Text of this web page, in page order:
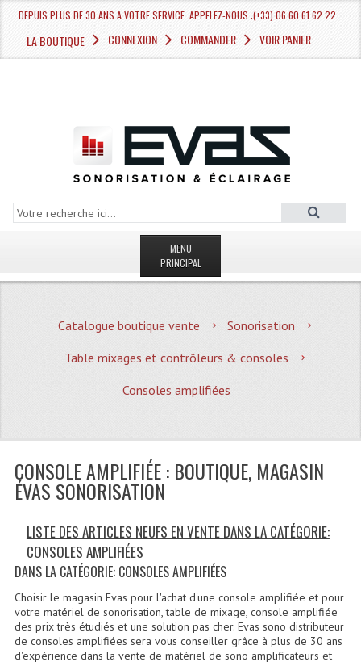
DEPUIS PLUS DE 30 ANS A VOTRE SERVICE. APPELEZ-NOUS :(+33) 06 60 61 62 22
LA BOUTIQUE CONNEXION COMMANDER VOIR PANIER
MENU
PRINCIPAL
MAGASIN
Quoi De Neuf?
Promotions
Location De Matériel
Le Matériel D´occasion
Recherche Avancée
Recevoir Nos Promotions
Faire Votre Devis
CATÉGORIES
Catalogue boutique vente
Sonorisation
Table mixages et contrôleurs & consoles
Consoles amplifiées
CONSOLE AMPLIFIÉE : BOUTIQUE, MAGASIN
ÉVAS SONORISATION
LISTE DES ARTICLES NEUFS EN VENTE DANS LA CATÉGORIE:
CONSOLES AMPLIFIÉES
DANS LA CATÉGORIE: CONSOLES AMPLIFIÉES
Choisir le magasin Evas pour l'achat d'une console amplifiée et pour
votre matériel de sonorisation, table de mixage, console amplifiée
des prix très étudiés et une solution pas cher. Evas sono distributeur
de consoles amplifiées sera vous conseiller grâce à plus de 30 ans
d'expérience dans la vente de matériel de sono amplificateurs et